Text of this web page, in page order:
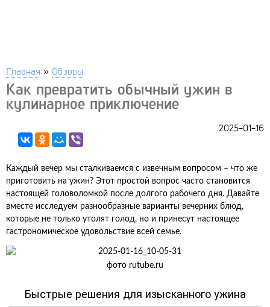
Главная » Обзоры
Как превратить обычный ужин в
кулинарное приключение
2025-01-16
Каждый вечер мы сталкиваемся с извечным вопросом – что же
приготовить на ужин? Этот простой вопрос часто становится
настоящей головоломкой после долгого рабочего дня. Давайте
вместе исследуем разнообразные варианты вечерних блюд,
которые не только утолят голод, но и принесут настоящее
гастрономическое удовольствие всей семье.
фото rutube.ru
Быстрые решения для изысканного ужина